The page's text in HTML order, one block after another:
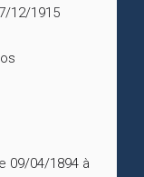
12/1915
09/04/1894 à